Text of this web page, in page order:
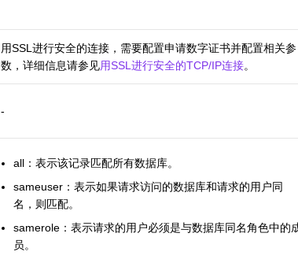
用SSL进行安全的连接，需要配置申请数字证书并配置相关参
数，详细信息请参见用SSL进行安全的TCP/IP连接。
-
all：表示该记录匹配所有数据库。
sameuser：表示如果请求访问的数据库和请求的用户同
名，则匹配。
samerole：表示请求的用户必须是与数据库同名角色中的
员。